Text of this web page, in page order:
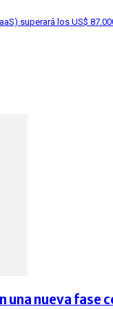
superará los US$
nueva fase